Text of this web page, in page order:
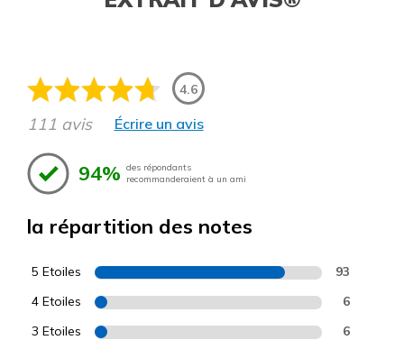
4.6
111 avis Écrire un avis
94% des répondants
recommanderaient à un ami
la répartition des notes
5 Etoiles 93
4 Etoiles 6
3 Etoiles 6